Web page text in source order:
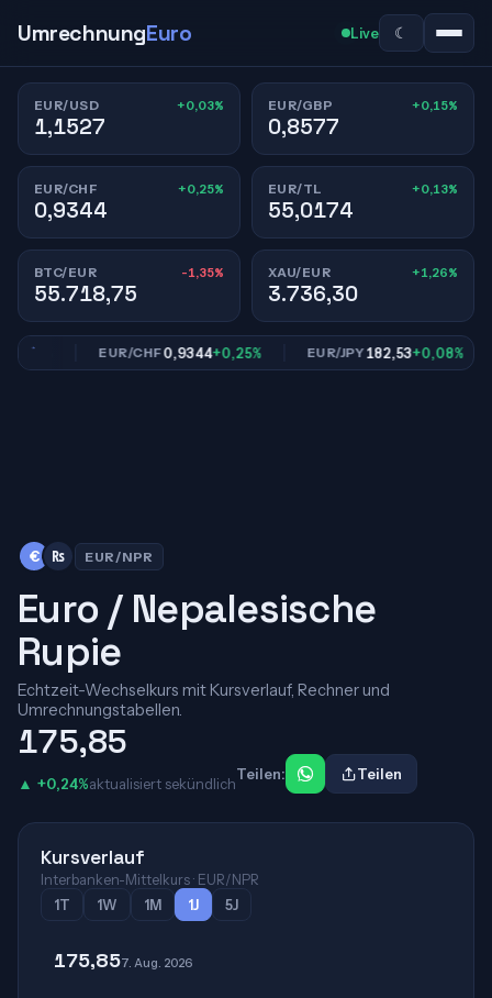
UmrechnungEuro Live ☾
EUR/USD +0,03%
1,1527
EUR/GBP +0,15%
0,8577
EUR/CHF +0,25%
0,9344
EUR/TL +0,13%
55,0174
BTC/EUR -1,35%
55.718,75
XAU/EUR +1,26%
3.736,30
EUR/CHF0,9344+0,25% EUR/JPY182,53+0,08%
€ ₨ EUR/NPR
Euro / Nepalesische
Rupie
Echtzeit-Wechselkurs mit Kursverlauf, Rechner und
Umrechnungstabellen.
175,85
▲ +0,24%aktualisiert sekündlich
Teilen: Teilen
Kursverlauf
Interbanken-Mittelkurs · EUR/NPR
1T
1W 1M 1J 5J
175,857. Aug. 2026